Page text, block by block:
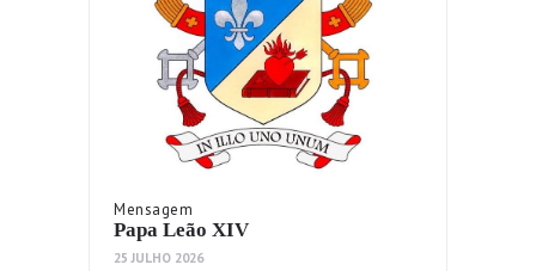
Mensagem
Papa Leão XIV
25 JULHO 2026